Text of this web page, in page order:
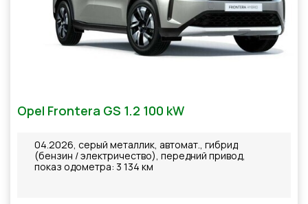
Opel Frontera GS 1.2 100 kW
04.2026, серый металлик, автомат., гибрид
(бензин / электричество), передний привод,
показ одометра: 3 134 км